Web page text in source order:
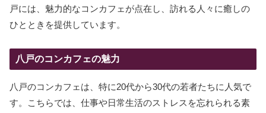
戸には、魅力的なコンカフェが点在し、訪れる人々に癒しの
ひとときを提供しています。
八戸のコンカフェの魅力
八戸のコンカフェは、特に20代から30代の若者たちに人気で
す。こちらでは、仕事や日常生活のストレスを忘れられる素